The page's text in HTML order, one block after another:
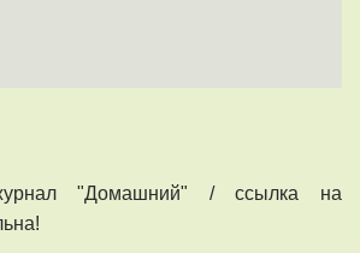
"Домашний" / ссылка на